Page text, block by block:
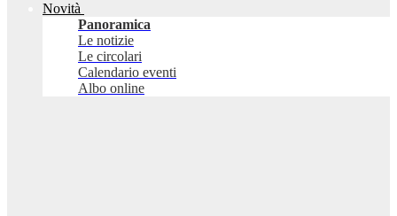
Novità
Panoramica
Le notizie
Le circolari
Calendario eventi
Albo online